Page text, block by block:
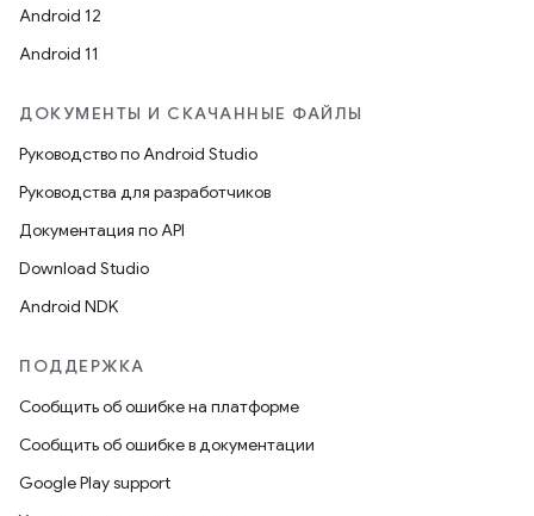
Android 12
Android 11
ДОКУМЕНТЫ И СКАЧАННЫЕ ФАЙЛЫ
Руководство по Android Studio
Руководства для разработчиков
Документация по API
Download Studio
Android NDK
ПОДДЕРЖКА
Сообщить об ошибке на платформе
Сообщить об ошибке в документации
Google Play support